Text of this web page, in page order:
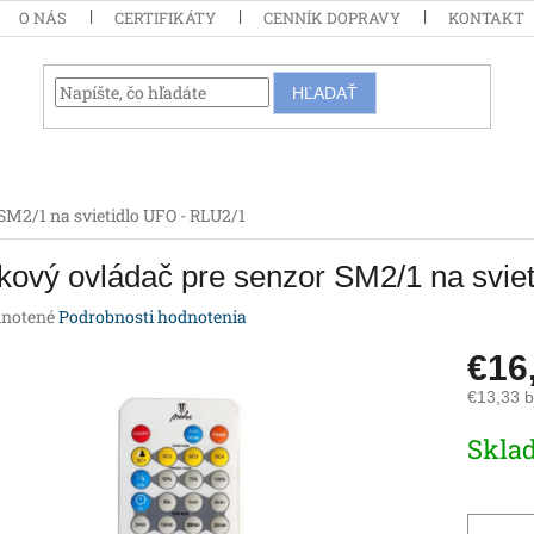
O NÁS CERTIFIKÁTY CENNÍK DOPRAVY KONTAKT
HĽADAŤ
1 na svietidlo UFO - RLU2/1
ovládač pre senzor SM2/1 na
Podrobnosti hodnotenia
€13,33
cena: